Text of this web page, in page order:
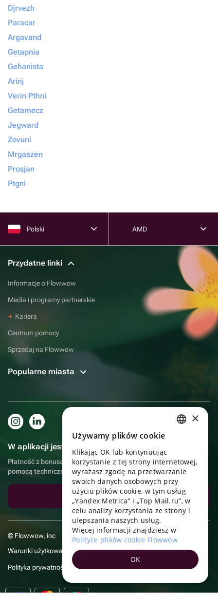
Djrvezh
Paracar
Argavand
Getapnia
Gehanista
Arinj
Verin Pthni
Getamecz
Jegward
Zovuni
Mrgaszen
Prosjan
Ptgni
Polski AMD
Przydatne linki
Informacje o Flowwow
Media i programy partnerskie
Kariera
Centrum pomocy
Sprzedaj na Flowwow
Popularne miasta
W aplikacji jest to jeszcze wygodniejsze!
Płatność z bonusami, samodzielna dostawa, wygodny czat z
pomocą techniczną
Pobierz aplikację
© Flowwow, inc
Warunki użytkowania
Polityka prywatności
UKRAINIAN
PORTUGUESE
SPANISH
TURKISH
×
Używamy plików cookie
Klikając OK lub kontynuując
korzystanie z tej strony internetowej,
wyrażasz zgodę na przetwarzanie
swoich danych osobowych przy
użyciu plików cookie, w tym usług
„Yandex Metrica” i „Top Mail.ru”, w
celu analizy korzystania ze strony i
ulepszania naszych usług.
Więcej informacji znajdziesz w
Polityce plików cookie Flowwow
OK